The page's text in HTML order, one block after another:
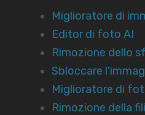
Miglioratore di
Editor di foto AI
Rimozione dello
Sbloccare
Miglioratore di
Rimozione della